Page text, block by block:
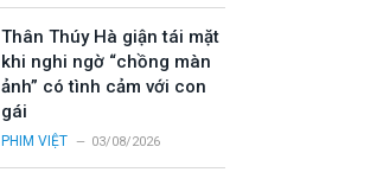
Thân Thúy Hà giận tái mặt
khi nghi ngờ “chồng màn
ảnh” có tình cảm với con
gái
PHIM VIỆT 03/08/2026